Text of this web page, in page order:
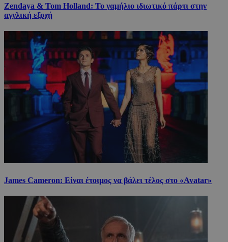
Zendaya & Tom Holland: Το γαμήλιο ιδιωτικό πάρτι στην
αγγλική εξοχή
James Cameron: Είναι έτοιμος να βάλει τέλος στο «Avatar»